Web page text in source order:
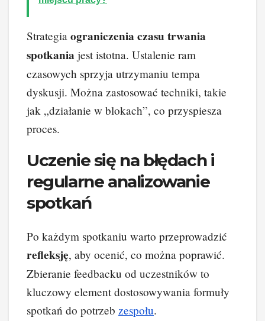
Strategia ograniczenia czasu trwania
spotkania jest istotna. Ustalenie ram
czasowych sprzyja utrzymaniu tempa
dyskusji. Można zastosować techniki, takie
jak „działanie w blokach”, co przyspiesza
proces.
Uczenie się na błędach i
regularne analizowanie
spotkań
Po każdym spotkaniu warto przeprowadzić
refleksję, aby ocenić, co można poprawić.
Zbieranie feedbacku od uczestników to
kluczowy element dostosowywania formuły
spotkań do potrzeb zespołu.